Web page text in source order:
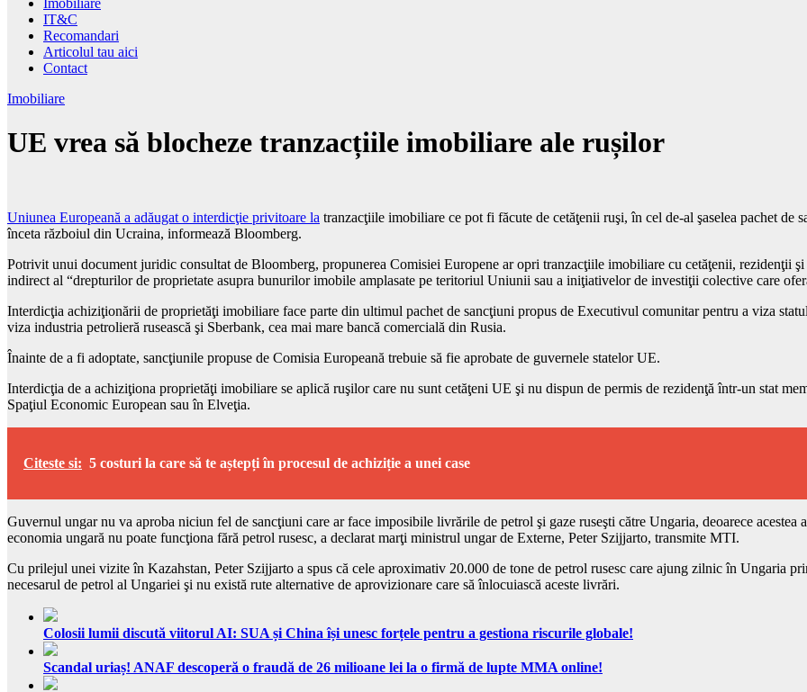
Imobiliare
IT&C
Recomandari
Articolul tau aici
Contact
Imobiliare
UE vrea să blocheze tranzacțiile imobiliare ale rușilor
Uniunea Europeană a adăugat o interdicţie privitoare la tranzacţiile imobiliare ce pot fi făcute de cetăţenii ruşi, în cel de-al şaselea pachet de
înceta războiul din Ucraina, informează Bloomberg.
Potrivit unui document juridic consultat de Bloomberg, propunerea Comisiei Europene ar opri tranzacţiile imobiliare cu cetăţenii, rezidenţii
indirect al “drepturilor de proprietate asupra bunurilor imobile amplasate pe teritoriul Uniunii sau a iniţiativelor de investiţii colective care
Interdicţia achiziţionării de proprietăţi imobiliare face parte din ultimul pachet de sancţiuni propus de Executivul comunitar pentru a viza
viza industria petrolieră rusească şi Sberbank, cea mai mare bancă comercială din Rusia.
Înainte de a fi adoptate, sancţiunile propuse de Comisia Europeană trebuie să fie aprobate de guvernele statelor UE.
Interdicţia de a achiziţiona proprietăţi imobiliare se aplică ruşilor care nu sunt cetăţeni UE şi nu dispun de permis de rezidenţă într-un stat
Spaţiul Economic European sau în Elveţia.
Citeste si: 5 costuri la care să te aștepți în procesul de achiziție a unei case
Guvernul ungar nu va aproba niciun fel de sancţiuni care ar face imposibile livrările de petrol şi gaze ruseşti către Ungaria, deoarece acestea
economia ungară nu poate funcţiona fără petrol rusesc, a declarat marţi ministrul ungar de Externe, Peter Szijjarto, transmite MTI.
Cu prilejul unei vizite în Kazahstan, Peter Szijjarto a spus că cele aproximativ 20.000 de tone de petrol rusesc care ajung zilnic în Ungaria
necesarul de petrol al Ungariei şi nu există rute alternative de aprovizionare care să înlocuiască aceste livrări.
Colosii lumii discută viitorul AI: SUA și China își unesc forțele pentru a gestiona riscurile globale!
Scandal uriaș! ANAF descoperă o fraudă de 26 milioane lei la o firmă de lupte MMA online!